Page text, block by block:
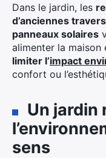
Dans le jardin, les
d’anciennes
panneaux solaires
alimenter la maison
limiter l’impact
confort ou
Un jardin
sens